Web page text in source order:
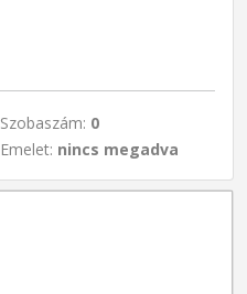
Szobaszám: 0
Emelet: nincs megadva